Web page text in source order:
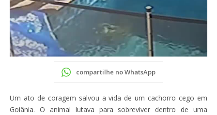
compartilhe no WhatsApp
Um ato de coragem salvou a vida de um cachorro cego em
Goiânia. O animal lutava para sobreviver dentro de uma